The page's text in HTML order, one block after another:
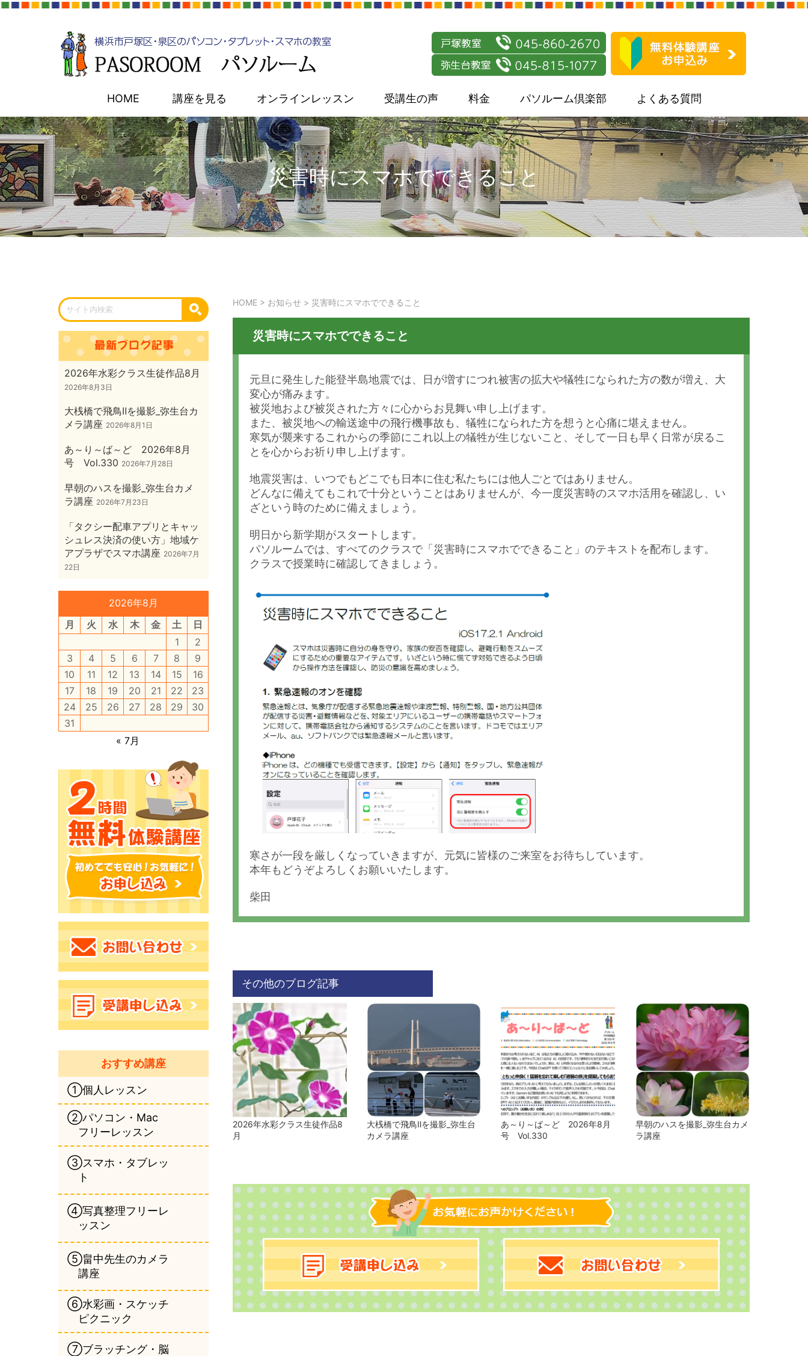
HOME 講座を見る オンラインレッスン 受講生の声 料金 パソルーム倶楽部 よくある質問
災害時にスマホでできること
HOME > お知らせ > 災害時にスマホでできること
災害時にスマホでできること
元旦に発生した能登半島地震では、日が増すにつれ被害の拡大や犠牲になられた方の数が増え、大
変心が痛みます。
被災地および被災された方々に心からお見舞い申し上げます。
また、被災地への輸送途中の飛行機事故も、犠牲になられた方を想うと心痛に堪えません。
寒気が襲来するこれからの季節にこれ以上の犠牲が生じないこと、そして一日も早く日常が戻るこ
とを心からお祈り申し上げます。
地震災害は、いつでもどこでも日本に住む私たちには他人ごとではありません。
どんなに備えてもこれで十分ということはありませんが、今一度災害時のスマホ活用を確認し、い
ざという時のために備えましょう。
明日から新学期がスタートします。
パソルームでは、すべてのクラスで「災害時にスマホでできること」のテキストを配布します。
クラスで授業時に確認してきましょう。
寒さが一段を厳しくなっていきますが、元気に皆様のご来室をお待ちしています。
本年もどうぞよろしくお願いいたします。
柴田
その他のブログ記事
2026年水彩クラス生徒作品8
月
大桟橋で飛鳥Ⅱを撮影_弥生台
カメラ講座
あ～り～ば～ど 2026年8月
号 Vol.330
早朝のハスを撮影_弥生台カメ
ラ講座
2026年水彩クラス生徒作品8月
2026年8月3日
大桟橋で飛鳥Ⅱを撮影_弥生台カ
メラ講座 2026年8月1日
あ～り～ば～ど 2026年8月
号 Vol.330 2026年7月28日
早朝のハスを撮影_弥生台カメ
ラ講座 2026年7月23日
「タクシー配車アプリとキャッ
シュレス決済の使い方」地域ケ
アプラザでスマホ講座 2026年7月
22日
2026年8月
月
火 水 木 金 土
日
1
2
3
4 5 6 7 8
9
10
11 12 13 14 15
16
17
18 19 20 21 22
23
24
25 26 27 28 29
30
31
« 7月
おすすめ講座
①個人レッスン
②パソコン・Mac
フリーレッスン
③スマホ・タブレッ
ト
④写真整理フリーレ
ッスン
⑤畠中先生のカメラ
講座
⑥水彩画・スケッチ
ピクニック
⑦ブラッチング・脳